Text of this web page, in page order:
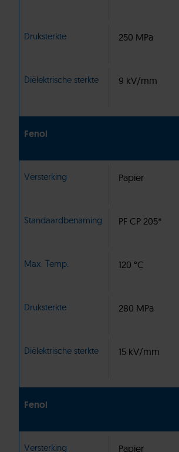
Druksterkte 250 MPa
Diëlektrische sterkte 9 kV/mm
Fenol
Versterking Papier
Standaardbenaming PF CP 205*
Max. Temp. 120 °C
Druksterkte 280 MPa
Diëlektrische sterkte 15 kV/mm
Fenol
Versterking Papier